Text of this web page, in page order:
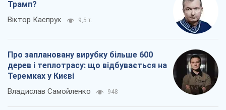
Трамп?
Віктор Каспрук 9,5 т.
Про заплановану вирубку більше 600
дерев і теплотрасу: що відбувається на
Теремках у Києві
Владислав Самойленко 948